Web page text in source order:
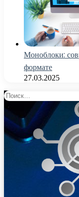
Моноблоки:
формате
27.03.2025
Найти: